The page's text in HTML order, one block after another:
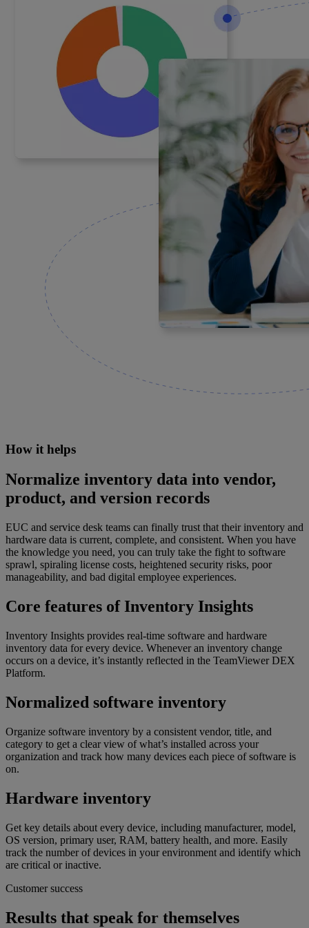
How it helps
Normalize inventory data into vendor,
product, and version records
EUC and service desk teams can finally trust that their inventory and
hardware data is current, complete, and consistent. When you have
the knowledge you need, you can truly take the fight to software
sprawl, spiraling license costs, heightened security risks, poor
manageability, and bad digital employee experiences.
Core features of Inventory Insights
Inventory Insights provides real-time software and hardware
inventory data for every device. Whenever an inventory change
occurs on a device, it’s instantly reflected in the TeamViewer DEX
Platform.
Normalized software inventory
Organize software inventory by a consistent vendor, title, and
category to get a clear view of what’s installed across your
organization and track how many devices each piece of software is
on.
Hardware inventory
Get key details about every device, including manufacturer, model,
OS version, primary user, RAM, battery health, and more. Easily
track the number of devices in your environment and identify which
are critical or inactive.
Customer success
Results that speak for themselves